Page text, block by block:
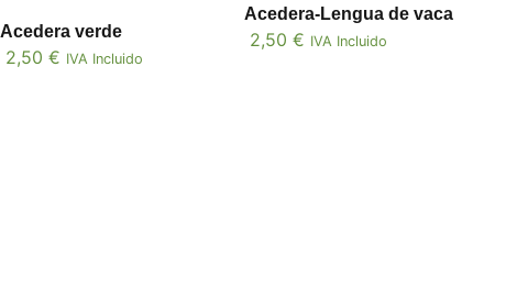
Acedera verde
2,50€ IVA Incluido
Acedera-Lengua de vaca
2,50 € IVA Incluido